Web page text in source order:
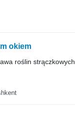
okiem
roślin strączkowych